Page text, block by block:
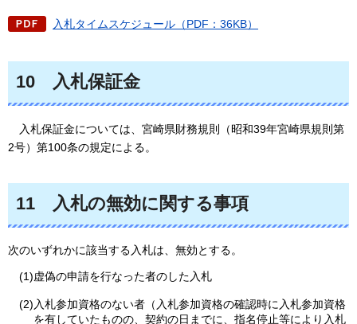
入札タイムスケジュール（PDF：36KB）
10 入札保証金
入札保証金については、宮崎県財務規則（昭和39年宮崎県規則第
2号）第100条の規定による。
11 入札の無効に関する事項
次のいずれかに該当する入札は、無効とする。
(1)虚偽の申請を行なった者のした入札
(2)入札参加資格のない者（入札参加資格の確認時に入札参加資格
を有していたものの、契約の日までに、指名停止等により入札